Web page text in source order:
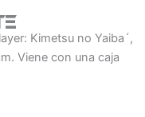
Kimetsu no Yaiba´,
Viene con una caja